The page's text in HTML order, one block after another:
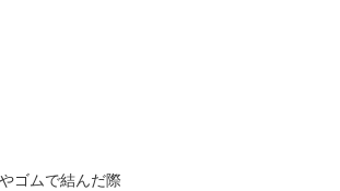
ゴムで結んだ際